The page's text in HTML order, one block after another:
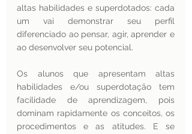
altas habilidades e superdotados: cada
um vai demonstrar seu perfil
diferenciado ao pensar, agir, aprender e
ao desenvolver seu potencial.
Os alunos que apresentam altas
habilidades e/ou superdotação tem
facilidade de aprendizagem, pois
dominam rapidamente os conceitos, os
procedimentos e as atitudes. E se